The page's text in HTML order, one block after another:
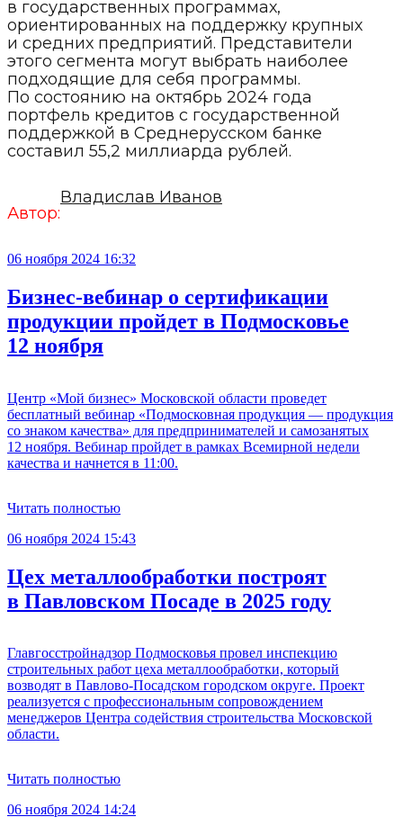
в государственных программах,
ориентированных на поддержку крупных
и средних предприятий. Представители
этого сегмента могут выбрать наиболее
подходящие для себя программы.
По состоянию на октябрь 2024 года
портфель кредитов с государственной
поддержкой в Среднерусском банке
составил 55,2 миллиарда рублей.
Автор:
Владислав Иванов
06 ноября 2024 16:32
Бизнес-вебинар о сертификации
продукции пройдет в Подмосковье
12 ноября
Центр «Мой бизнес» Московской области проведет
бесплатный вебинар «Подмосковная продукция — продукция
со знаком качества» для предпринимателей и самозанятых
12 ноября. Вебинар пройдет в рамках Всемирной недели
качества и начнется в 11:00.
Читать полностью
06 ноября 2024 15:43
Цех металлообработки построят
в Павловском Посаде в 2025 году
Главгосстройнадзор Подмосковья провел инспекцию
строительных работ цеха металлообработки, который
возводят в Павлово-Посадском городском округе. Проект
реализуется с профессиональным сопровождением
менеджеров Центра содействия строительства Московской
области.
Читать полностью
06 ноября 2024 14:24